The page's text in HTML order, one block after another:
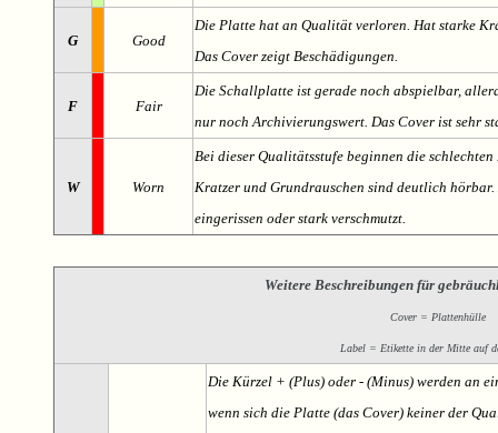
G Good
Die Platte hat an Qualität verloren. Hat starke
Das Cover zeigt Beschädigungen.
F Fair
Die Schallplatte ist gerade noch abspielbar,
nur noch Archivierungswert. Das Cover ist sehr
W Worn
Bei dieser Qualitätsstufe beginnen die
Kratzer und Grundrauschen sind deutlich
eingerissen oder stark verschmutzt.
Weitere Beschreibungen für
Cover = Plattenhülle
Label = Etikette in der Mitte auf
Die Kürzel + (Plus) oder - (Minus) werden an
wenn sich die Platte (das Cover) keiner der